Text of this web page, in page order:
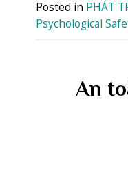
Posted in PHÁT
Psychological
An